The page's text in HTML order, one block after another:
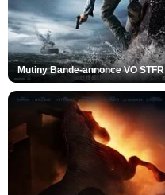
Mutiny Bande-annonce VO STFR